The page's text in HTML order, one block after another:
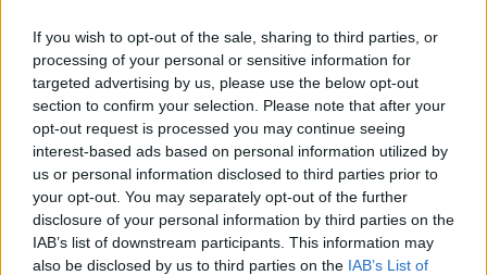
If you wish to opt-out of the sale, sharing to third parties, or
processing of your personal or sensitive information for
targeted advertising by us, please use the below opt-out
section to confirm your selection. Please note that after your
opt-out request is processed you may continue seeing
interest-based ads based on personal information utilized by
us or personal information disclosed to third parties prior to
your opt-out. You may separately opt-out of the further
disclosure of your personal information by third parties on the
IAB’s list of downstream participants. This information may
also be disclosed by us to third parties on the IAB’s List of
REPER
SENS
SOS (Șoșoacă)
POT (Gavrilă)
PACE (Peia)
Acțiunea Conservatoare (Târziu)
PDF (Lazarus)
PUSL (D. Voiculescu)